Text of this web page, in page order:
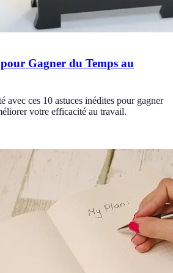
Gagner du Temps au
avec ces 10 astuces inédites pour gagner
votre efficacité au travail.